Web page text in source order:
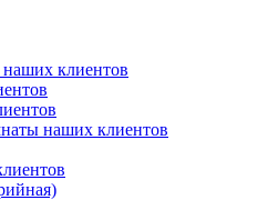
клиентов
наших клиентов